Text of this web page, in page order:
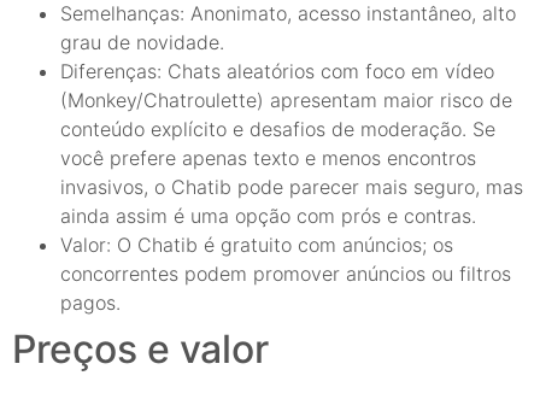
Semelhanças: Anonimato, acesso instantâneo, alto
grau de novidade.
Diferenças: Chats aleatórios com foco em vídeo
(Monkey/Chatroulette) apresentam maior risco de
conteúdo explícito e desafios de moderação. Se
você prefere apenas texto e menos encontros
invasivos, o Chatib pode parecer mais seguro, mas
ainda assim é uma opção com prós e contras.
Valor: O Chatib é gratuito com anúncios; os
concorrentes podem promover anúncios ou filtros
pagos.
Preços e valor